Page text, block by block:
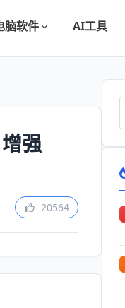
脑软件 AI工具
强
20564